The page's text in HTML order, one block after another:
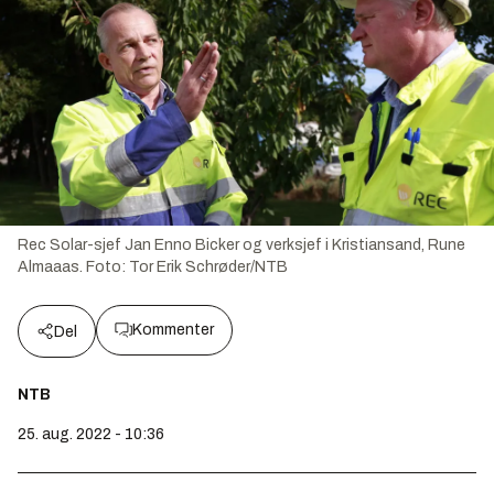
Rec Solar-sjef Jan Enno Bicker og verksjef i Kristiansand, Rune
Almaaas. Foto: Tor Erik Schrøder/NTB
Del Kommenter
NTB
25. aug. 2022 - 10:36